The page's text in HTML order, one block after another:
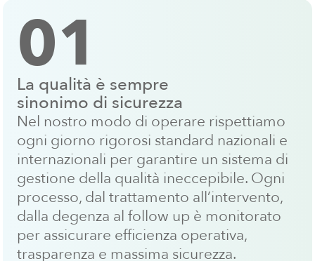
01
La qualità è sempre
sinonimo di sicurezza
Nel nostro modo di operare rispettiamo
ogni giorno rigorosi standard nazionali e
internazionali per garantire un sistema di
gestione della qualità ineccepibile. Ogni
processo, dal trattamento all’intervento,
dalla degenza al follow up è monitorato
per assicurare efficienza operativa,
trasparenza e massima sicurezza.